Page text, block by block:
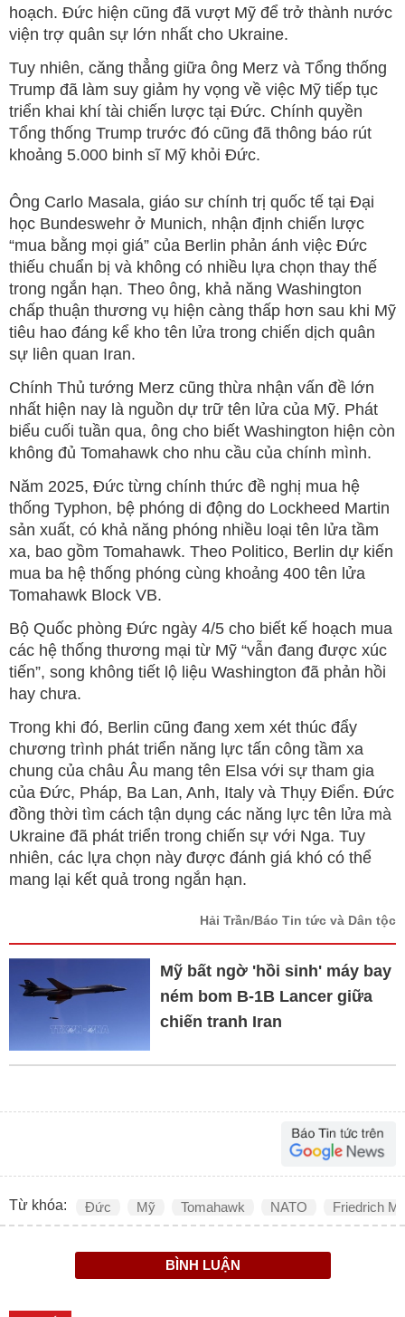
hoạch. Đức hiện cũng đã vượt Mỹ để trở thành nước
viện trợ quân sự lớn nhất cho Ukraine.
Tuy nhiên, căng thẳng giữa ông Merz và Tổng thống
Trump đã làm suy giảm hy vọng về việc Mỹ tiếp tục
triển khai khí tài chiến lược tại Đức. Chính quyền
Tổng thống Trump trước đó cũng đã thông báo rút
khoảng 5.000 binh sĩ Mỹ khỏi Đức.
Ông Carlo Masala, giáo sư chính trị quốc tế tại Đại
học Bundeswehr ở Munich, nhận định chiến lược
“mua bằng mọi giá” của Berlin phản ánh việc Đức
thiếu chuẩn bị và không có nhiều lựa chọn thay thế
trong ngắn hạn. Theo ông, khả năng Washington
chấp thuận thương vụ hiện càng thấp hơn sau khi Mỹ
tiêu hao đáng kể kho tên lửa trong chiến dịch quân
sự liên quan Iran.
Chính Thủ tướng Merz cũng thừa nhận vấn đề lớn
nhất hiện nay là nguồn dự trữ tên lửa của Mỹ. Phát
biểu cuối tuần qua, ông cho biết Washington hiện còn
không đủ Tomahawk cho nhu cầu của chính mình.
Năm 2025, Đức từng chính thức đề nghị mua hệ
thống Typhon, bệ phóng di động do Lockheed Martin
sản xuất, có khả năng phóng nhiều loại tên lửa tầm
xa, bao gồm Tomahawk. Theo Politico, Berlin dự kiến
mua ba hệ thống phóng cùng khoảng 400 tên lửa
Tomahawk Block VB.
Bộ Quốc phòng Đức ngày 4/5 cho biết kế hoạch mua
các hệ thống thương mại từ Mỹ “vẫn đang được xúc
tiến”, song không tiết lộ liệu Washington đã phản hồi
hay chưa.
Trong khi đó, Berlin cũng đang xem xét thúc đẩy
chương trình phát triển năng lực tấn công tầm xa
chung của châu Âu mang tên Elsa với sự tham gia
của Đức, Pháp, Ba Lan, Anh, Italy và Thụy Điển. Đức
đồng thời tìm cách tận dụng các năng lực tên lửa mà
Ukraine đã phát triển trong chiến sự với Nga. Tuy
nhiên, các lựa chọn này được đánh giá khó có thể
mang lại kết quả trong ngắn hạn.
Hải Trần/Báo Tin tức và Dân tộc
Mỹ bất ngờ 'hồi sinh' máy bay
ném bom B-1B Lancer giữa
chiến tranh Iran
Từ khóa: Đức Mỹ Tomahawk NATO Friedrich
BÌNH LUẬN